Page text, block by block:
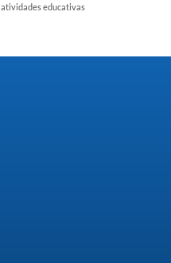
atividades educativas